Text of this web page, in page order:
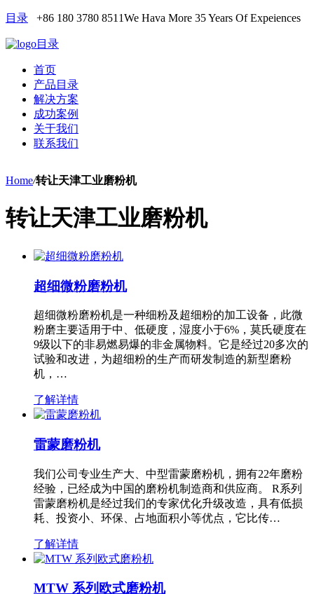
目录 +86 180 3780 8511We Hava More 35 Years Of Expeiences
目录
首页
产品目录
解决方案
成功案例
关于我们
联系我们
Home/转让天津工业磨粉机
转让天津工业磨粉机
超细微粉磨粉机
超细微粉磨粉机是一种细粉及超细粉的加工设备，此微
粉磨主要适用于中、低硬度，湿度小于6%，莫氏硬度在
9级以下的非易燃易爆的非金属物料。它是经过20多次的
试验和改进，为超细粉的生产而研发制造的新型磨粉
机，…
了解详情
雷蒙磨粉机
我们公司专业生产大、中型雷蒙磨粉机，拥有22年磨粉
经验，已经成为中国的磨粉机制造商和供应商。 R系列
雷蒙磨粉机是经过我们的专家优化升级改造，具有低损
耗、投资小、环保、占地面积小等优点，它比传…
了解详情
MTW 系列欧式磨粉机